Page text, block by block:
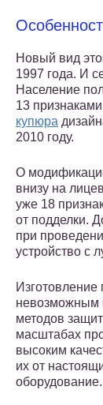
Новый вид
1997 года. И
Население
13
купюра
2010 году.
О
внизу на
уже 18
от подделки.
при
устройство с
Изготовление
невозможным
методов
масштабах
высоким
их от
оборудование.